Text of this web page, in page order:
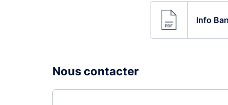
Info
Nous contacter